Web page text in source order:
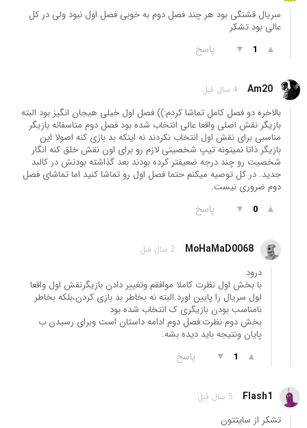
سریال قشنگی بود هر چند فصل دوم به خوبی فصل اول نبود ولی در کل
عالی بود تشکر
▲
1
▼ پاسخ
Am20 4 سال قبل
بالاخره دو فصل کامل تماشا کردم:)) فصل اول خیلی هیجان انگیز بود البته
بازیگر نقش اصلی واقعا عالی انتخاب شده بود فصل دوم متاسفانه بازیگر
مناسبی برای نقش اول انتخاب نکردند نه اینکه بد بازی کنه اصولا این
بازیگر ذاتا نمیتونه تیپ شخصیتی لازم رو برای اون نقش خلق کنه انگار
شخصیت رو چند درجه ضعیفتر کرده بودند بعد گذاشته بودنش در کالبد
جدید. در کل توصیه میکنم حتما فصل اول رو تماشا کنید اما تماشای فصل
دوم ضروری نیست.
▲
0
▼ پاسخ
MoHaMaD0068 2 سال قبل
درود
با بخش اول نظرت کاملا موافقم وتغییر دادن بازیگرنقش اول واقعا
لول سریال را پایین اورد.البته نه بخاطر بد بازی کردن،بلکه بخاطر
نامناسب بودن بازیگری ک انتخاب شده بود
بخش دوم نظرت:فصل دوم ادامه داستان است وبرای رسیدن ب
پایان ونتیجه باید دیده بشه.
▲
1
▼ پاسخ
Flash1 5 سال قبل
تشکر از سایتتون